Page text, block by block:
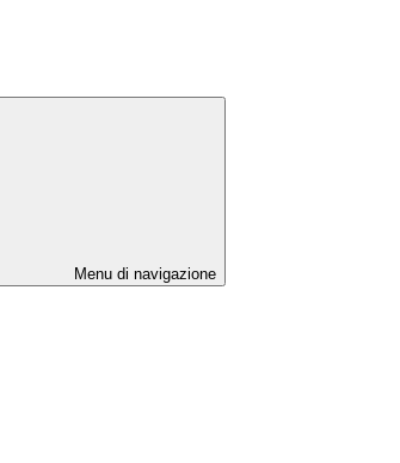
Menu di navigazione